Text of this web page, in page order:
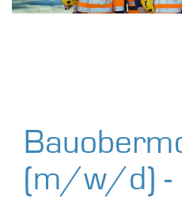
(m/w/d) -